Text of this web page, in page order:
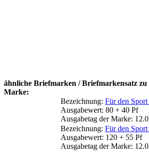
ähnliche Briefmarken / Briefmarkensatz zu
Marke:
Bezeichnung: Für den
Ausgabewert: 80 + 40 Pf
Ausgabetag der Marke:
Bezeichnung: Für den
Ausgabewert: 120 + 55 Pf
Ausgabetag der Marke: